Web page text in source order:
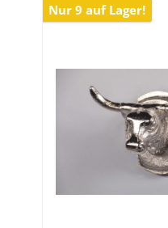
Nur 9 auf Lager!